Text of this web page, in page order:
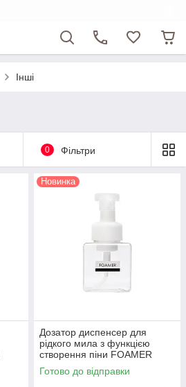
Інші
0 Фільтри
Новинка
Дозатор диспенсер для
рідкого мила з функцією
створення піни FOAMER
250мл прозорий
Готово до відправки